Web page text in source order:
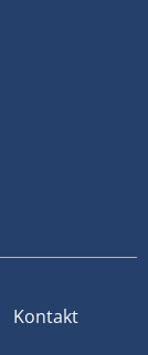
Kontakt